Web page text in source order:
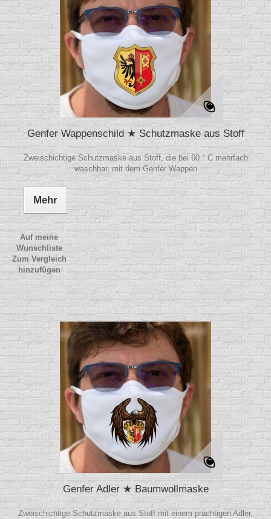
Genfer Wappenschild ★ Schutzmaske aus Stoff
Zweischichtige Schutzmaske aus Stoff, die bei 60 ° C mehrfach
waschbar, mit dem Genfer Wappen
Mehr
Auf meine
Wunschliste
Zum Vergleich
hinzufügen
Genfer Adler ★ Baumwollmaske
Zweischichtige Schutzmaske aus Stoff mit einem prächtigen Adler,